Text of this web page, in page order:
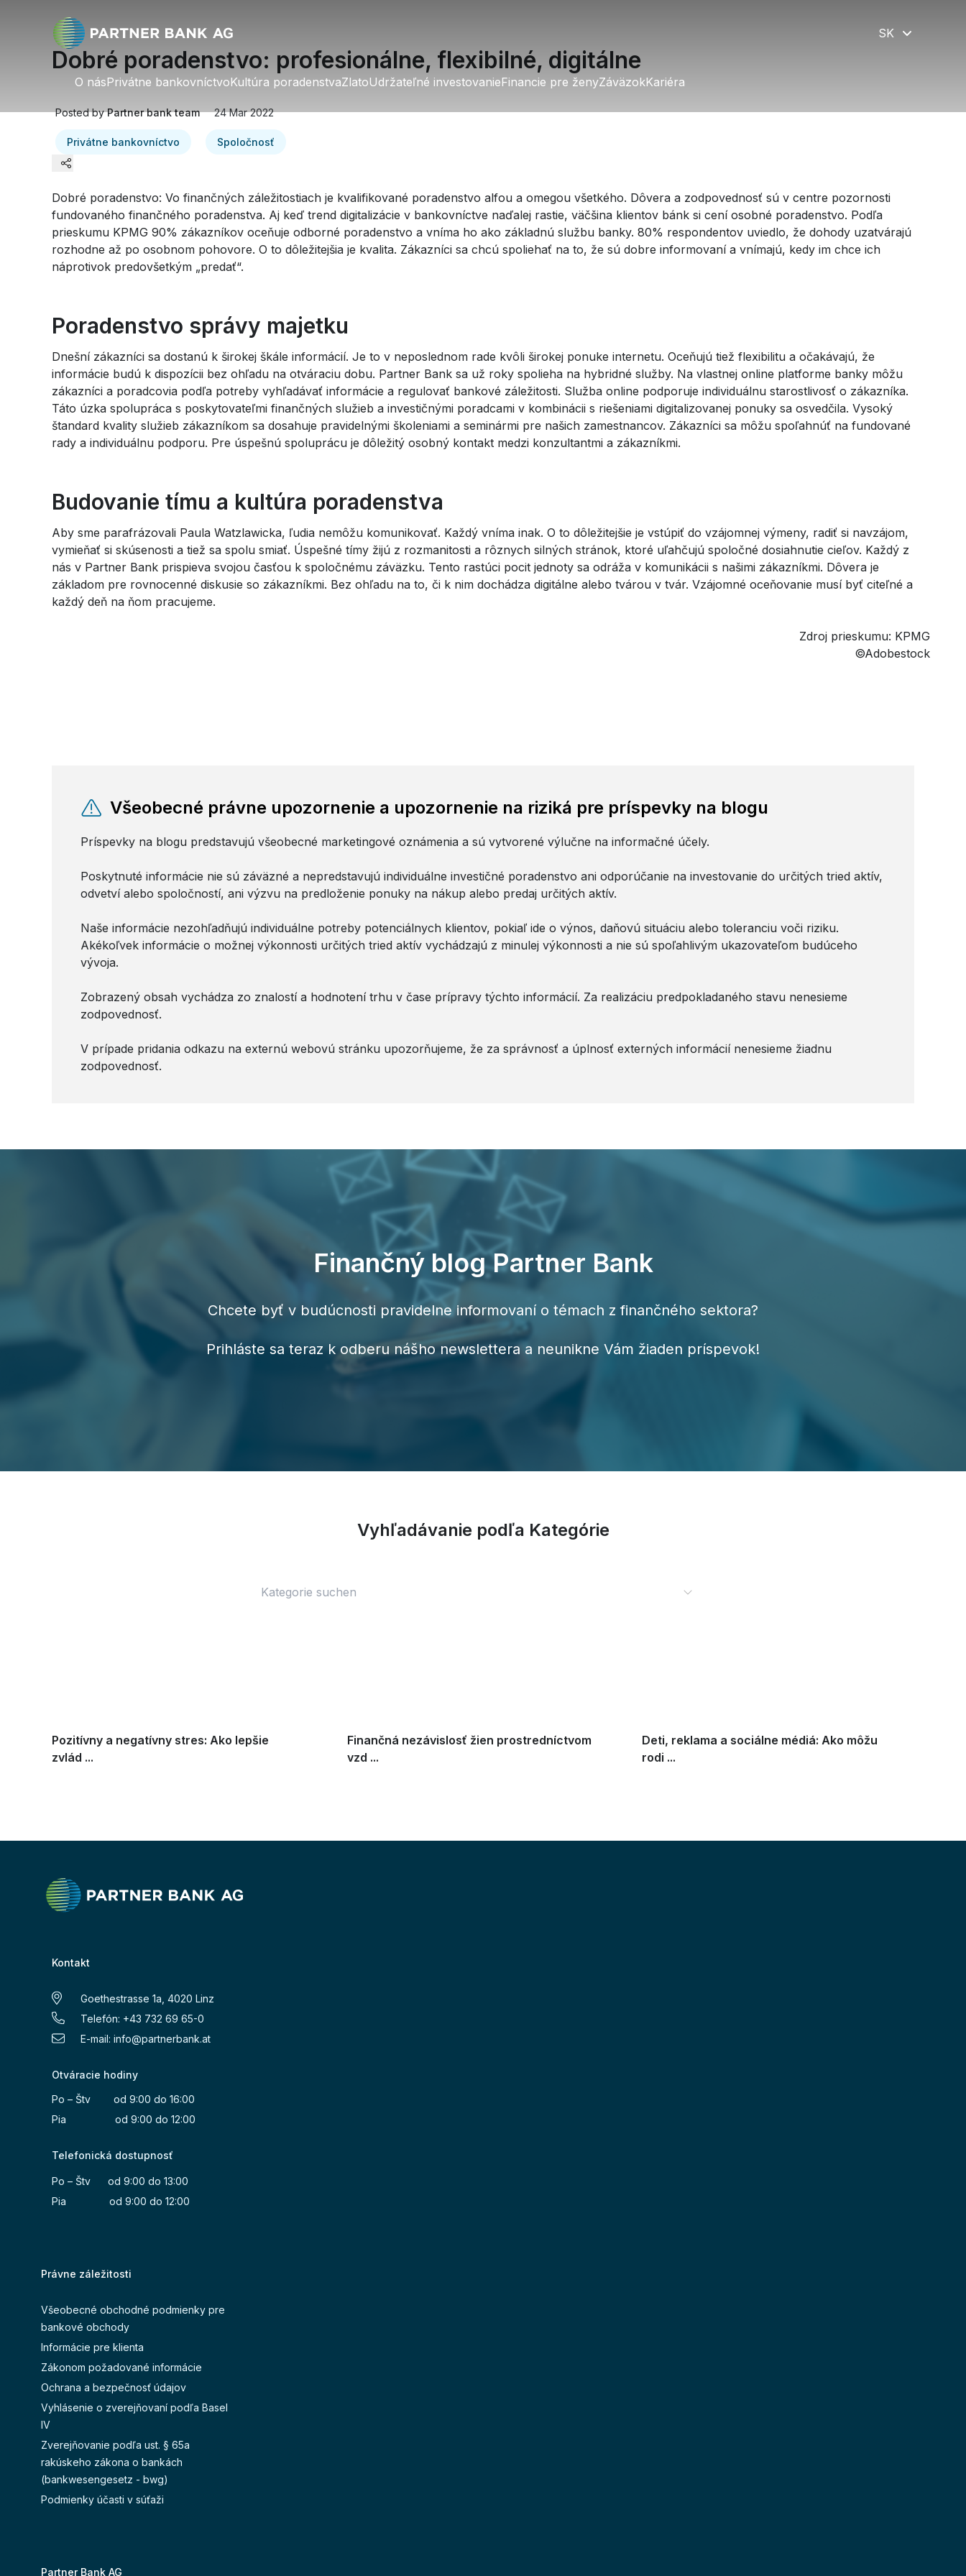
SK
O násPrivátne bankovníctvoKultúra poradenstvaZlatoUdržateľné investovanieFinancie pre ženyZáväzokKariéra
O násPrivátne bankovníctvoKultúra poradenstvaZlatoUdržateľné investovanieFinancie pre ženyZáväzokKariéra
Dobré poradenstvo: profesionálne, flexibilné, digitálne
Posted byPartner bank team 24 Mar 2022
Privátne bankovníctvo Spoločnosť
Linkedin
Twitter
Telegram
Dobré poradenstvo: Vo finančných záležitostiach je kvalifikované poradenstvo alfou a omegou všetkého. Dôvera a zodpovednosť sú v centre pozornosti
fundovaného finančného poradenstva. Aj keď trend digitalizácie v bankovníctve naďalej rastie, väčšina klientov bánk si cení osobné poradenstvo. Podľa
prieskumu KPMG 90% zákazníkov oceňuje odborné poradenstvo a vníma ho ako základnú službu banky. 80% respondentov uviedlo, že dohody uzatvárajú
rozhodne až po osobnom pohovore. O to dôležitejšia je kvalita. Zákazníci sa chcú spoliehať na to, že sú dobre informovaní a vnímajú, kedy im chce ich
náprotivok predovšetkým „predať“.
Poradenstvo správy majetku
Dnešní zákazníci sa dostanú k širokej škále informácií. Je to v neposlednom rade kvôli širokej ponuke internetu. Oceňujú tiež flexibilitu a očakávajú, že
informácie budú k dispozícii bez ohľadu na otváraciu dobu. Partner Bank sa už roky spolieha na hybridné služby. Na vlastnej online platforme banky môžu
zákazníci a poradcovia podľa potreby vyhľadávať informácie a regulovať bankové záležitosti. Služba online podporuje individuálnu starostlivosť o zákazníka.
Táto úzka spolupráca s poskytovateľmi finančných služieb a investičnými poradcami v kombinácii s riešeniami digitalizovanej ponuky sa osvedčila. Vysoký
štandard kvality služieb zákazníkom sa dosahuje pravidelnými školeniami a seminármi pre našich zamestnancov. Zákazníci sa môžu spoľahnúť na fundované
rady a individuálnu podporu. Pre úspešnú spoluprácu je dôležitý osobný kontakt medzi konzultantmi a zákazníkmi.
Budovanie tímu a kultúra poradenstva
Aby sme parafrázovali Paula Watzlawicka, ľudia nemôžu komunikovať. Každý vníma inak. O to dôležitejšie je vstúpiť do vzájomnej výmeny, radiť si navzájom,
vymieňať si skúsenosti a tiež sa spolu smiať. Úspešné tímy žijú z rozmanitosti a rôznych silných stránok, ktoré uľahčujú spoločné dosiahnutie cieľov. Každý z
nás v Partner Bank prispieva svojou časťou k spoločnému záväzku. Tento rastúci pocit jednoty sa odráža v komunikácii s našimi zákazníkmi. Dôvera je
základom pre rovnocenné diskusie so zákazníkmi. Bez ohľadu na to, či k nim dochádza digitálne alebo tvárou v tvár. Vzájomné oceňovanie musí byť citeľné a
každý deň na ňom pracujeme.
Zdroj prieskumu: KPMG
©Adobestock
Všeobecné právne upozornenie a upozornenie na riziká pre príspevky na blogu
Príspevky na blogu predstavujú všeobecné marketingové oznámenia a sú vytvorené výlučne na informačné účely.
Poskytnuté informácie nie sú záväzné a nepredstavujú individuálne investičné poradenstvo ani odporúčanie na investovanie do určitých tried aktív,
odvetví alebo spoločností, ani výzvu na predloženie ponuky na nákup alebo predaj určitých aktív.
Naše informácie nezohľadňujú individuálne potreby potenciálnych klientov, pokiaľ ide o výnos, daňovú situáciu alebo toleranciu voči riziku.
Akékoľvek informácie o možnej výkonnosti určitých tried aktív vychádzajú z minulej výkonnosti a nie sú spoľahlivým ukazovateľom budúceho
vývoja.
Zobrazený obsah vychádza zo znalostí a hodnotení trhu v čase prípravy týchto informácií. Za realizáciu predpokladaného stavu nenesieme
zodpovednosť.
V prípade pridania odkazu na externú webovú stránku upozorňujeme, že za správnosť a úplnosť externých informácií nenesieme žiadnu
zodpovednosť.
Finančný blog Partner Bank
Chcete byť v budúcnosti pravidelne informovaní o témach z finančného sektora?
Prihláste sa teraz k odberu nášho newslettera a neunikne Vám žiaden príspevok!
Vyhľadávanie podľa Kategórie
Pozitívny a negatívny stres: Ako lepšie
zvlád ...
Finančná nezávislosť žien prostredníctvom
vzd ...
Deti, reklama a sociálne médiá: Ako môžu
rodi ...
Kontakt
Goethestrasse 1a, 4020 Linz
Telefón: +43 732 69 65-0
E-mail: info@partnerbank.at
Otváracie hodiny
Po – Štv od 9:00 do 16:00
Pia od 9:00 do 12:00
Telefonická dostupnosť
Po – Štv od 9:00 do 13:00
Pia od 9:00 do 12:00
Právne záležitosti
Všeobecné obchodné podmienky pre
bankové obchody
Informácie pre klienta
Zákonom požadované informácie
Ochrana a bezpečnosť údajov
Vyhlásenie o zverejňovaní podľa Basel
IV
Zverejňovanie podľa ust. § 65a
rakúskeho zákona o bankách
(bankwesengesetz - bwg)
Podmienky účasti v súťaži
Partner Bank AG